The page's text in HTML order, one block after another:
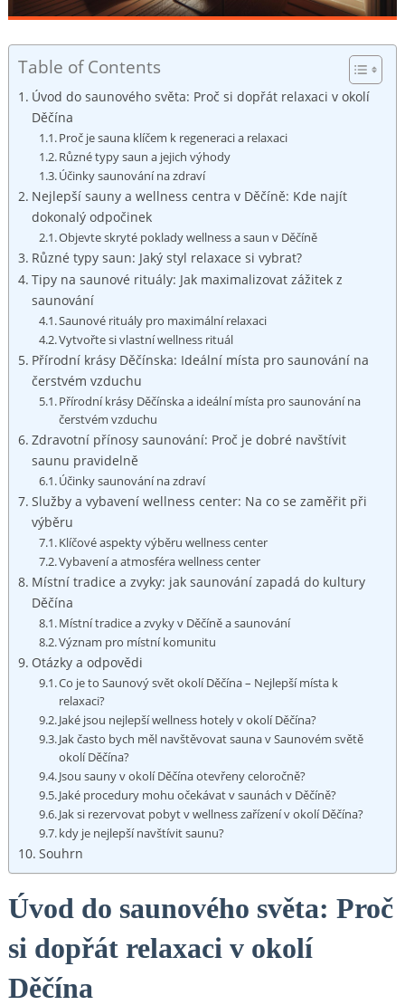
Table of Contents
Úvod do saunového světa: Proč si dopřát relaxaci v okolí
Děčína
Proč ⁤je​ sauna klíčem k regeneraci a relaxaci
Různé typy ​saun a jejich výhody
Účinky saunování ‌na zdraví
Nejlepší sauny⁣ a wellness centra ​v Děčíně: Kde najít⁢
dokonalý‍ odpočinek
Objevte ⁢skryté poklady wellness a saun ​v ​Děčíně
Různé typy saun: Jaký​ styl relaxace si vybrat?
Tipy na saunové rituály: Jak maximalizovat zážitek​ z
⁢saunování
Saunové rituály ⁣pro maximální ‍relaxaci
Vytvořte si vlastní ‍wellness rituál
Přírodní krásy Děčínska: Ideální místa pro saunování⁣ na
čerstvém vzduchu
Přírodní krásy Děčínska​ a ideální místa pro saunování na
čerstvém vzduchu
Zdravotní⁣ přínosy saunování: Proč je dobré navštívit
saunu pravidelně
Účinky saunování‌ na zdraví
Služby​ a⁢ vybavení wellness center: Na co se zaměřit při
výběru
Klíčové aspekty výběru ‍wellness ​center
Vybavení⁢ a ⁢atmosféra ⁢wellness center
Místní tradice a zvyky: jak⁤ saunování zapadá do kultury
Děčína
Místní tradice⁢ a ​zvyky v Děčíně​ a saunování
Význam pro ‍místní‌ komunitu
Otázky​ a odpovědi
Co⁢ je to⁤ Saunový svět okolí Děčína – Nejlepší ‍místa k
relaxaci?
Jaké jsou nejlepší wellness hotely ‍v okolí Děčína?
Jak⁤ často ⁣bych měl ‌navštěvovat‌ sauna v Saunovém světě
okolí Děčína?
Jsou sauny v okolí Děčína otevřeny celoročně?
Jaké procedury⁤ mohu​ očekávat v ‌saunách v Děčíně?
Jak si rezervovat pobyt v wellness ⁢zařízení v ‌okolí Děčína?
kdy je nejlepší navštívit saunu?
Souhrn
Úvod do saunového světa: Proč
si dopřát relaxaci v okolí
Děčína